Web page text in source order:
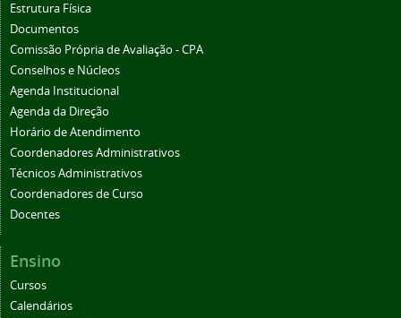
Estrutura Física
Documentos
Comissão Própria de Avaliação - CPA
Conselhos e Núcleos
Agenda Institucional
Agenda da Direção
Horário de Atendimento
Coordenadores Administrativos
Técnicos Administrativos
Coordenadores de Curso
Docentes
Ensino
Cursos
Calendários